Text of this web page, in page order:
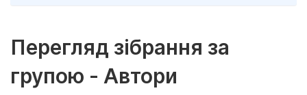
Перегляд зібрання за
групою - Автори